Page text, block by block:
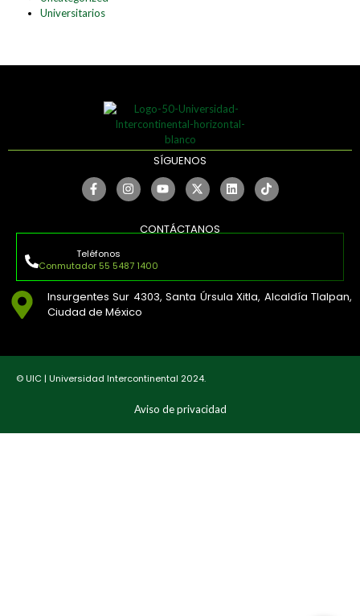
Universitarios
SÍGUENOS
CONTÁCTANOS
Teléfonos
Conmutador 55 5487 1400
Insurgentes Sur 4303, Santa Úrsula Xitla, Alcaldía Tlalpan,
Ciudad de México
© UIC | Universidad Intercontinental 2024.
Aviso de privacidad